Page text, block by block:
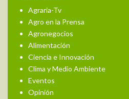
Agraria-Tv
Agro en la Prensa
Agronegocios
Alimentación
Ciencia e Innovación
Clima y Medio Ambiente
Eventos
Opinión